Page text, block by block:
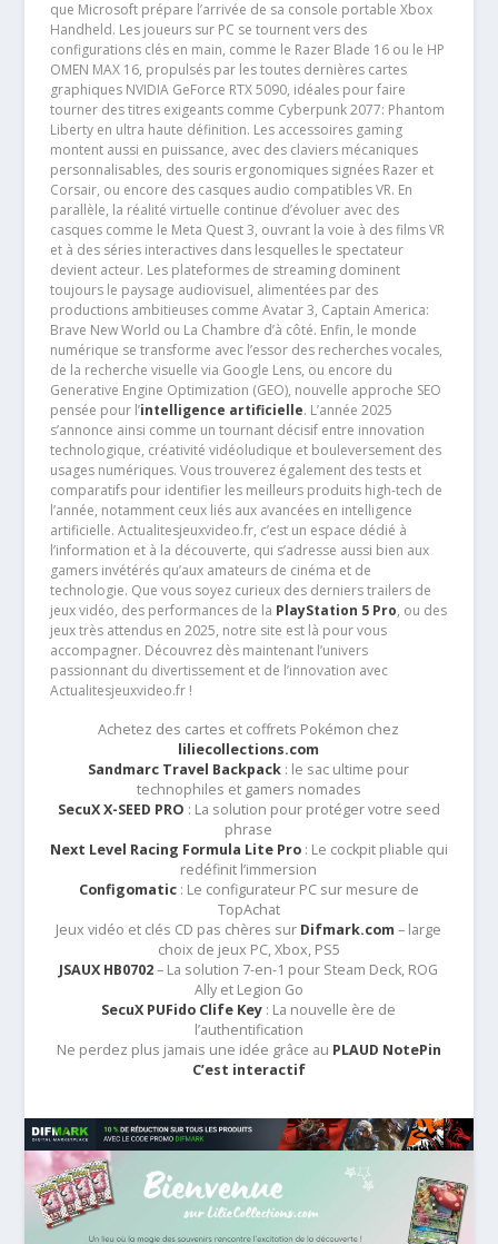
que Microsoft prépare l’arrivée de sa console portable Xbox
Handheld. Les joueurs sur PC se tournent vers des
configurations clés en main, comme le Razer Blade 16 ou le HP
OMEN MAX 16, propulsés par les toutes dernières cartes
graphiques NVIDIA GeForce RTX 5090, idéales pour faire
tourner des titres exigeants comme Cyberpunk 2077: Phantom
Liberty en ultra haute définition. Les accessoires gaming
montent aussi en puissance, avec des claviers mécaniques
personnalisables, des souris ergonomiques signées Razer et
Corsair, ou encore des casques audio compatibles VR. En
parallèle, la réalité virtuelle continue d’évoluer avec des
casques comme le Meta Quest 3, ouvrant la voie à des films VR
et à des séries interactives dans lesquelles le spectateur
devient acteur. Les plateformes de streaming dominent
toujours le paysage audiovisuel, alimentées par des
productions ambitieuses comme Avatar 3, Captain America:
Brave New World ou La Chambre d’à côté. Enfin, le monde
numérique se transforme avec l’essor des recherches vocales,
de la recherche visuelle via Google Lens, ou encore du
Generative Engine Optimization (GEO), nouvelle approche SEO
pensée pour l’intelligence artificielle. L’année 2025
s’annonce ainsi comme un tournant décisif entre innovation
technologique, créativité vidéoludique et bouleversement des
usages numériques. Vous trouverez également des tests et
comparatifs pour identifier les meilleurs produits high-tech de
l’année, notamment ceux liés aux avancées en intelligence
artificielle. Actualitesjeuxvideo.fr, c’est un espace dédié à
l’information et à la découverte, qui s’adresse aussi bien aux
gamers invétérés qu’aux amateurs de cinéma et de
technologie. Que vous soyez curieux des derniers trailers de
jeux vidéo, des performances de la PlayStation 5 Pro, ou des
jeux très attendus en 2025, notre site est là pour vous
accompagner. Découvrez dès maintenant l’univers
passionnant du divertissement et de l’innovation avec
Actualitesjeuxvideo.fr !
Achetez des cartes et coffrets Pokémon chez
liliecollections.com
Sandmarc Travel Backpack : le sac ultime pour
technophiles et gamers nomades
SecuX X-SEED PRO : La solution pour protéger votre seed
phrase
Next Level Racing Formula Lite Pro: Le cockpit pliable qui
redéfinit l’immersion
Configomatic: Le configurateur PC sur mesure de
TopAchat
Jeux vidéo et clés CD pas chères sur Difmark.com – large
choix de jeux PC, Xbox, PS5
JSAUX HB0702– La solution 7-en-1 pour Steam Deck, ROG
Ally et Legion Go
SecuX PUFido Clife Key : La nouvelle ère de
l’authentification
Ne perdez plus jamais une idée grâce au PLAUD NotePin
C’est interactif